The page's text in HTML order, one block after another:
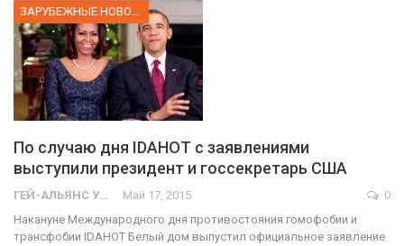
ЗАРУБЕЖНЫЕ НОВОСТИ
По случаю дня IDAHOT с заявлениями
выступили президент и госсекретарь США
ГЕЙ-АЛЬЯНС УКРАИНА Май 17, 2015
0
Накануне Международного дня противостояния гомофобии и
трансфобии IDAHOT Белый дом выпустил официальное заявление